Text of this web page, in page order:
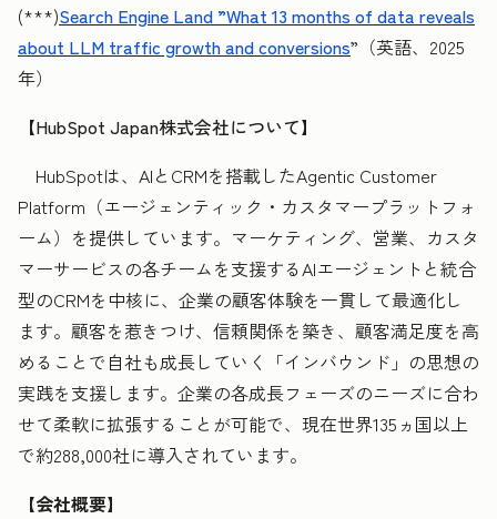
(***)Search Engine Land ”What 13 months of data reveals
about LLM traffic growth and conversions”（英語、2025
年）
【HubSpot Japan株式会社について】
HubSpotは、AIとCRMを搭載したAgentic Customer
Platform（エージェンティック・カスタマープラットフォ
ーム）を提供しています。マーケティング、営業、カスタ
マーサービスの各チームを支援するAIエージェントと統合
型のCRMを中核に、企業の顧客体験を一貫して最適化し
ます。顧客を惹きつけ、信頼関係を築き、顧客満足度を高
めることで自社も成長していく「インバウンド」の思想の
実践を支援します。企業の各成長フェーズのニーズに合わ
せて柔軟に拡張することが可能で、現在世界135ヵ国以上
で約288,000社に導入されています。
【会社概要】